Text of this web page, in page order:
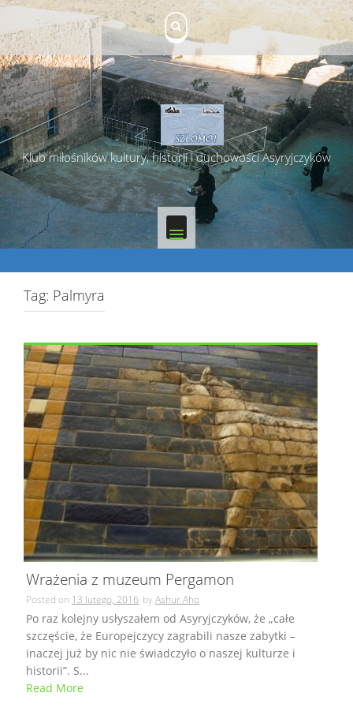
Skip
content
Klub miłośników kultury, historii i duchowości Asyryjczyków
Tag: Palmyra
Wrażenia z muzeum Pergamon
Posted on 13 lutego, 2016 byAshur Aho
Po raz kolejny usłyszałem od Asyryjczyków, że „całe
szczęście, że Europejczycy zagrabili nasze zabytki –
inaczej już by nic nie świadczyło o naszej kulturze i
historii”. S...
Read More